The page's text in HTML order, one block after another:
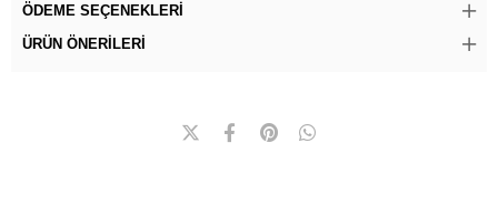
ÖDEME SEÇENEKLERI
ÜRÜN ÖNERILERI